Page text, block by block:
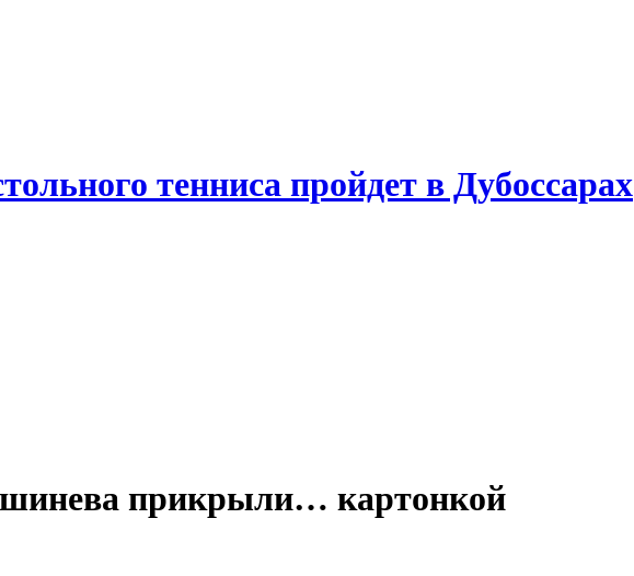
тенниса пройдет в Дубоссарах
прикрыли… картонкой